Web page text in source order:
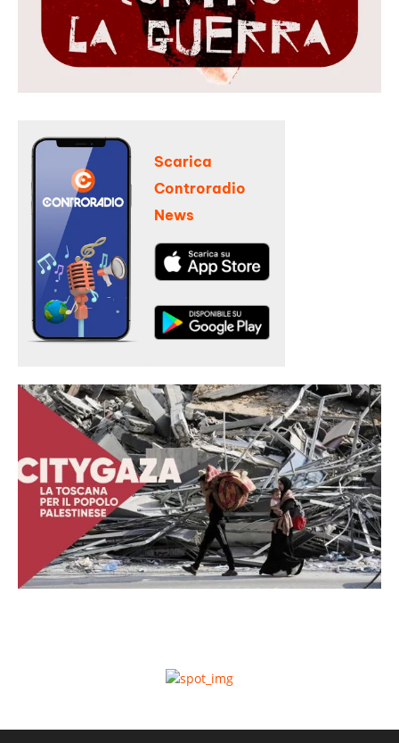
Scarica
Controradio
News